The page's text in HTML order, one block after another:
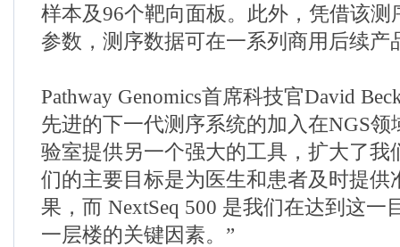
样本及96个靶向面板。此外，凭借该测
参数，测序数据可在一系列商用后续产
Pathway Genomics首席科技官David
先进的下一代测序系统的加入在NGS领
验室提供另一个强大的工具，扩大了我
们的主要目标是为医生和患者及时提供
果，而 NextSeq 500 是我们在达到这一
一层楼的关键因素。”